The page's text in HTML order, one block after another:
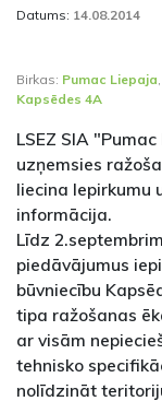
Datums: 14.08.2014
Birkas: Pumac Liepaja,
Kapsēdes 4A
LSEZ SIA
uzņemsies
liecina Iepirkumu
informācija.
Līdz
piedāvājumus
būvniecību
tipa ražošanas
ar visām
tehnisko
nolīdzināt